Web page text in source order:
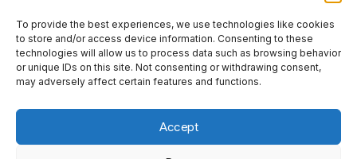
To provide the best experiences, we use technologies like cookies
to store and/or access device information. Consenting to these
technologies will allow us to process data such as browsing behavior
or unique IDs on this site. Not consenting or withdrawing consent,
may adversely affect certain features and functions.
Accept
Subscríbete